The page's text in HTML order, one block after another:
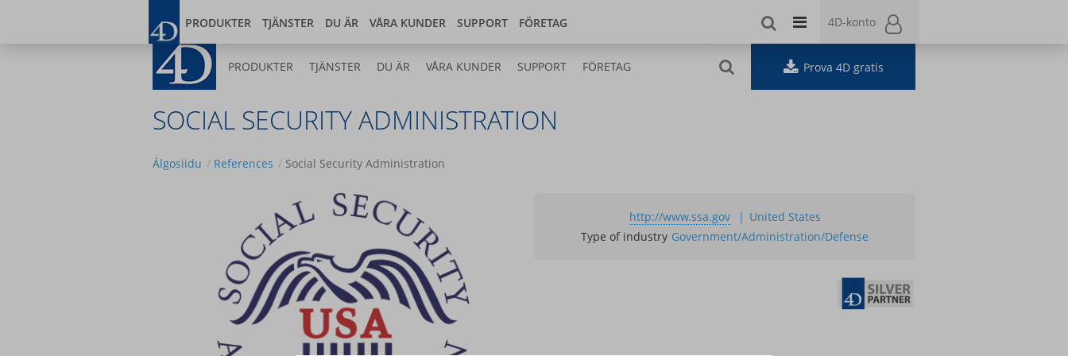
PRODUKTER TJÄNSTER DU ÄR VÅRA KUNDER SUPPORT FÖRETAG 4D-konto
Blog Developer center Store 4D-konto
PRODUKTER TJÄNSTER DU ÄR VÅRA KUNDER SUPPORT FÖRETAG Prova 4D gratis
SOCIAL SECURITY ADMINISTRATION
Álgosiidu References Social Security Administration
http://www.ssa.gov
United States
Type of industry Government/Administration/Defense